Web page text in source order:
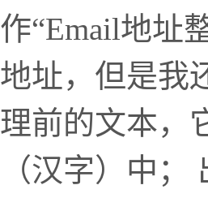
作“Email地址
地址，但是我
理前的文本，
（汉字）中